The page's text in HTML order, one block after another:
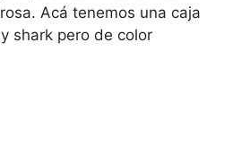
Acá tenemos una caja
shark pero de color